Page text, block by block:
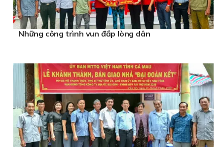
Những công trình vun đắp lòng dân